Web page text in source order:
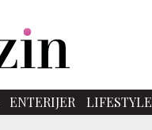
ENTERIJER LIFESTYLE